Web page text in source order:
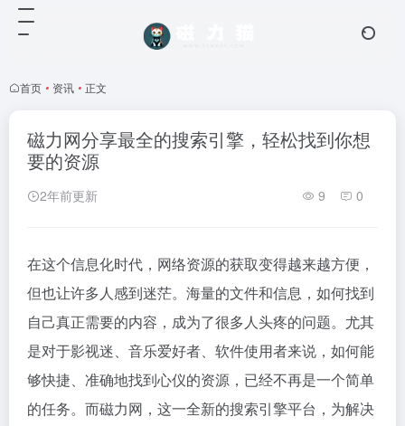
首页 • 资讯 • 正文
磁力网分享最全的搜索引擎，轻松找到你想
要的资源
2年前更新 9 0
在这个信息化时代，网络资源的获取变得越来越方便，
但也让许多人感到迷茫。海量的文件和信息，如何找到
自己真正需要的内容，成为了很多人头疼的问题。尤其
是对于影视迷、音乐爱好者、软件使用者来说，如何能
够快捷、准确地找到心仪的资源，已经不再是一个简单
的任务。而磁力网，这一全新的搜索引擎平台，为解决